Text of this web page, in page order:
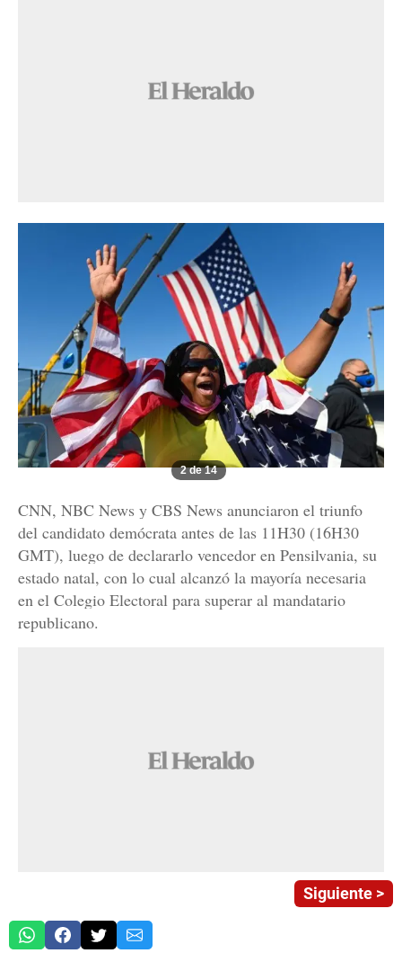
2 de 14
CNN, NBC News y CBS News anunciaron el triunfo
del candidato demócrata antes de las 11H30 (16H30
GMT), luego de declararlo vencedor en Pensilvania, su
estado natal, con lo cual alcanzó la mayoría necesaria
en el Colegio Electoral para superar al mandatario
republicano.
Siguiente >